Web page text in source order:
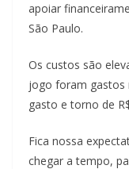
apoiar
São Paulo.
Os custos são
jogo foram gastos
gasto e torno de
Fica nossa
chegar a tempo,